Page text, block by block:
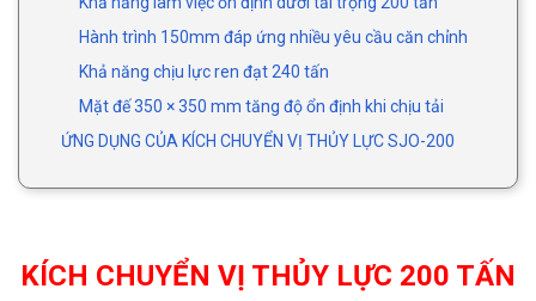
Hành trình 150mm đáp ứng nhiều yêu cầu căn chỉnh
Khả năng chịu lực ren đạt 240 tấn
Mặt đế 350 × 350 mm tăng độ ổn định khi chịu tải
ỨNG DỤNG CỦA KÍCH CHUYỂN VỊ THỦY LỰC SJO-200
KÍCH CHUYỂN VỊ THỦY LỰC 200 TẤN